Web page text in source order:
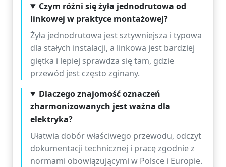
Czym różni się żyła jednodrutowa od
linkowej w praktyce montażowej?
Żyła jednodrutowa jest sztywniejsza i typowa
dla stałych instalacji, a linkowa jest bardziej
giętka i lepiej sprawdza się tam, gdzie
przewód jest często zginany.
Dlaczego znajomość oznaczeń
zharmonizowanych jest ważna dla
elektryka?
Ułatwia dobór właściwego przewodu, odczyt
dokumentacji technicznej i pracę zgodnie z
normami obowiązującymi w Polsce i Europie.